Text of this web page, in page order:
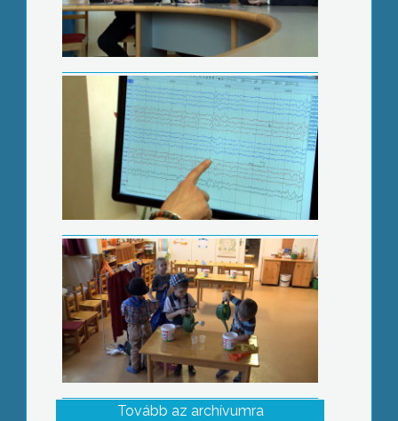
Kis kertészek farsangja
Tovább az archívumra